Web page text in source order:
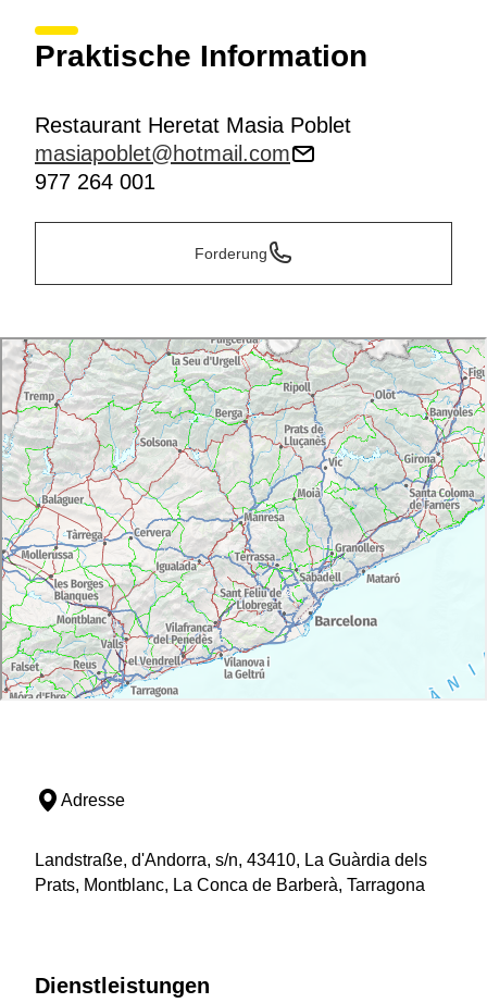
Praktische Information
Restaurant Heretat Masia Poblet
masiapoblet@hotmail.com
977 264 001
Forderung
Adresse
Landstraße, d'Andorra, s/n, 43410, La Guàrdia dels
Prats, Montblanc, La Conca de Barberà, Tarragona
Dienstleistungen